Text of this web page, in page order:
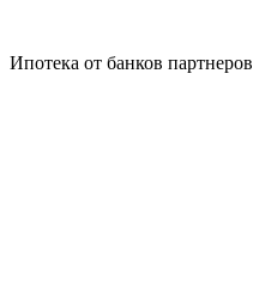
Ипотека от банков партнеров